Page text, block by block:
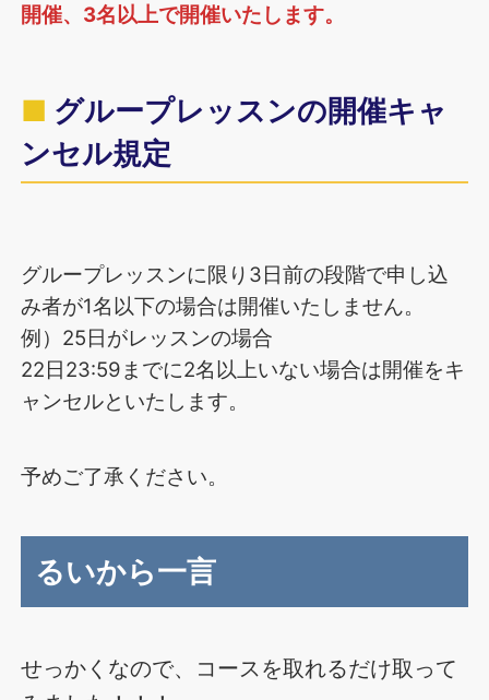
開催、3名以上で開催いたします。
グループレッスンの開催キャ
ンセル規定
グループレッスンに限り3日前の段階で申し込
み者が1名以下の場合は開催いたしません。
例）25日がレッスンの場合
22日23:59までに2名以上いない場合は開催をキ
ャンセルといたします。
予めご了承ください。
るいから一言
せっかくなので、コースを取れるだけ取って